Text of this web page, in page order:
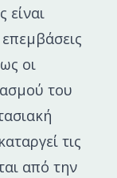
είναι
οι
του
τις
από την